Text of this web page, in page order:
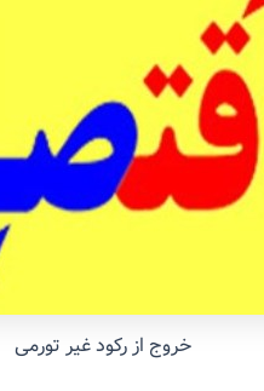
خروج از رکود غیر تورمی